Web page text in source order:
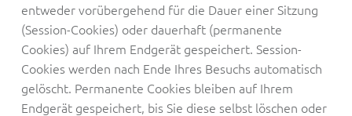
entweder vorübergehend für die Dauer einer Sitzung
(Session-Cookies) oder dauerhaft (permanente
Cookies) auf Ihrem Endgerät gespeichert. Session-
Cookies werden nach Ende Ihres Besuchs automatisch
gelöscht. Permanente Cookies bleiben auf Ihrem
Endgerät gespeichert, bis Sie diese selbst löschen oder